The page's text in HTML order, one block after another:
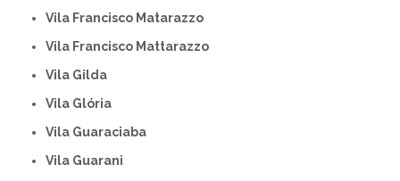
Vila Francisco Matarazzo
Vila Francisco Mattarazzo
Vila Gilda
Vila Glória
Vila Guaraciaba
Vila Guarani